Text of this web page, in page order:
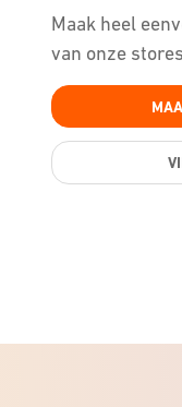
Maak heel
van onze